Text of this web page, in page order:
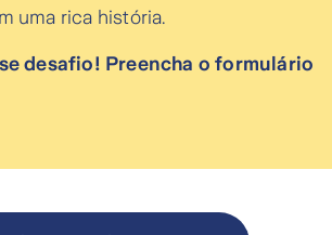
uma rica história.
desafio! Preencha o formulário